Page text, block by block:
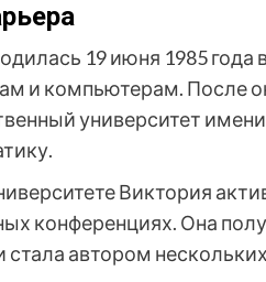
19 июня 1985 года
и компьютерам. После
университет
Виктория
конференциях. Она
стала автором